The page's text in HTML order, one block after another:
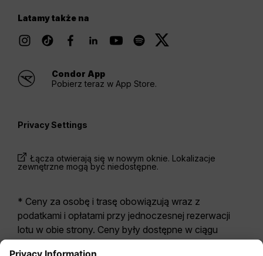
Latamy także na
Condor App
Pobierz teraz w App Store.
Privacy Settings
Łącza otwierają się w nowym oknie. Lokalizacje
zewnętrzne mogą być niedostępne.
* Ceny za osobę i trasę obowiązują wraz z
podatkami i opłatami przy jednoczesnej rezerwacji
lotu w obie strony. Ceny były dostępne w ciągu